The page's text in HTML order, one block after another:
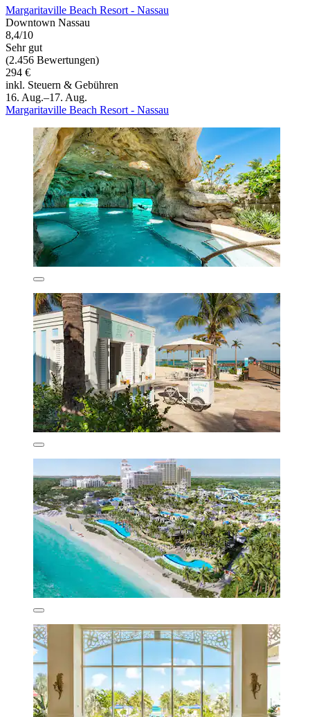
Margaritaville Beach Resort - Nassau
Downtown Nassau
8,4/10
Sehr gut
(2.456 Bewertungen)
294 €
inkl. Steuern & Gebühren
16. Aug.–17. Aug.
Margaritaville Beach Resort - Nassau